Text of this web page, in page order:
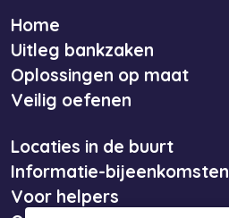
Home
Uitleg bankzaken
Oplossingen op maat
Veilig oefenen
Locaties in de buurt
Informatie-bijeenkomsten
Voor helpers